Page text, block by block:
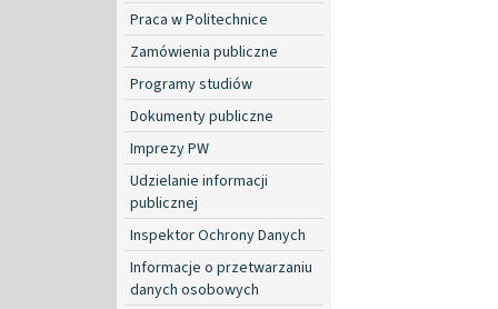
Praca w Politechnice
Zamówienia publiczne
Programy studiów
Dokumenty publiczne
Imprezy PW
Udzielanie informacji
publicznej
Inspektor Ochrony Danych
Informacje o przetwarzaniu
danych osobowych